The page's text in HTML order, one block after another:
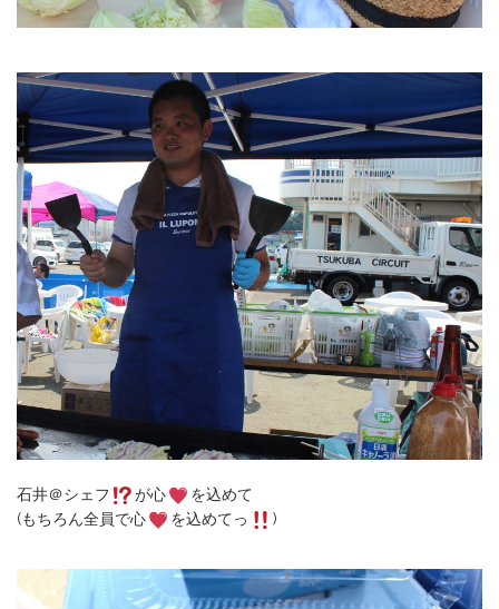
石井＠シェフ が心
を込めて
(もちろん全員で心
を込めてっ )